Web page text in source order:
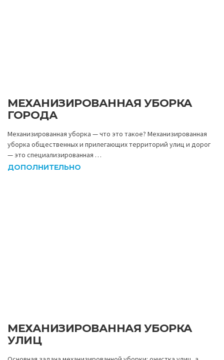
МЕХАНИЗИРОВАННАЯ УБОРКА
ГОРОДА
Механизированная уборка — что это такое? Механизированная
уборка общественных и прилегающих территорий улиц и дорог
— это специализированная …
ДОПОЛНИТЕЛЬНО
МЕХАНИЗИРОВАННАЯ УБОРКА
УЛИЦ